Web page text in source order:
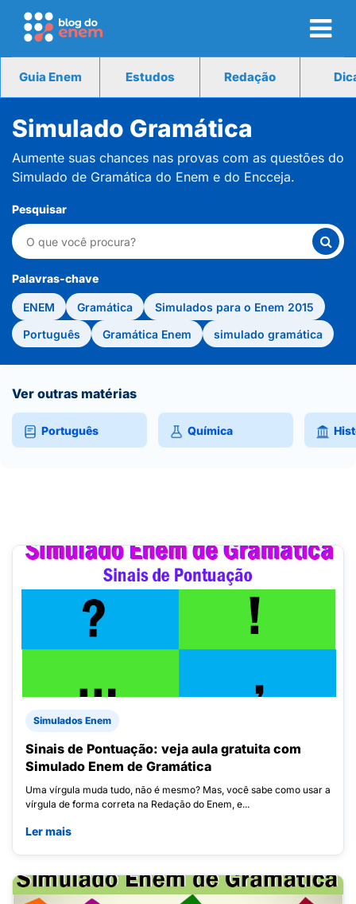
Guia Enem Estudos Redação
Simulado Gramática
Aumente suas chances nas provas com as questões do
Simulado de Gramática do Enem e do Encceja.
Pesquisar
Palavras-chave
ENEM Gramática
Simulados para o Enem 2015
Português
Gramática Enem simulado gramática
Ver outras matérias
Português Química
Simulados Enem
Sinais de Pontuação: veja aula gratuita com
Simulado Enem de Gramática
Uma vírgula muda tudo, não é mesmo? Mas, você sabe como usar a
vírgula de forma correta na Redação do Enem, e...
Ler mais